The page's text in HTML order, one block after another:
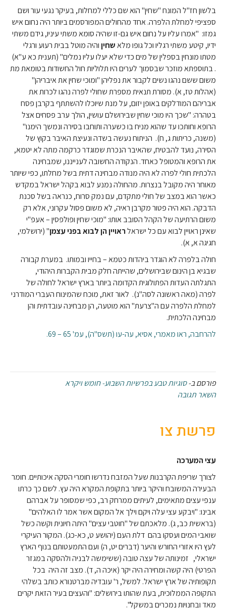
בלשון חז"ל המונח "שחין" הוא שם כללי למחלות, בעיקר נגעי עור ושם
ספציפי למחלת הלפרה. אחד מהחולים המפורסמים ביותר היה נחום איש
גמזו: "אמרו עליו על נחום איש גם-זו שהיה סומא משתי עיניו, גידם משתי
ידיו, קיטע משתי רגליו וכל גופו מלאשחיןוהיה מוטל בבית רעוע ורגלי
מטתו מונחין בספלין של מים כדי שלא יעלו עליו נמלים" (תענית כא ע"א)
. בתוספתא מוזכר שבסמוך לערים היו תלוליות חול החשודות בטומאת מת
משום ששם נהגו נשים לקבור את נפליהן "ומוכי שחין את איבריהן"
(אהלות טז, א). מסורת תנאית מספרת שחולי לפרה נהגו לכרות את
אבריהם המודלקים באופן יזום, על מנת שיוכלו להשתתף בקרבן פסח
בטהרה: "שכך היו מוכי שחין שבירושלם עושין, הולך ערב פסחים אצל
הרופא וחותכו עד שהוא מניח בו כשערה ותוחבו בסירה ונמשך הימנו"
(משנה, כריתות ג, ח). הניתוח נעשה בשדה ונעיצת האיבר בקוץ של
הסירה, נועד להבטיח, שהאיבר הנכרת שמוגדר כרקמה מתה לא יטמא,
את הרופא והמטופל כאחד. הנקודה החשובה לענייננו, שמבחינה
הלכתית חולי לפרה לא היה מנודה מבחינה דתית בשל מחלתו, כפי שיותר
מאוחר היה מקובל בנצרות. מהחולה נמנע לבוא בקהל ישראל במקדש
כאשר הוא במצב של חולי מתקדם, עם נמק סרוח, כנראה בשל סכנת
הדבקה. הוא היה פטור מקרבן ראיה, לא משום פסול עקרוני, אלא רק
משום הרתיעה של הקהל הסובב אותו: "מוכי שחין ופולפסין – אעפ"י
שאינן ראויין לבוא עם כל ישראלראוייןהןלבואבפניעצמן" (ירושלמי,
חגיגה א, א).
חולה בלפרה לא הוגדר ביהדות כטמא – בחייו ובמותו. במערת קבורה
שבגיא בן הינום שבירושלים, שהייתה חלק מבית הקברות היהודי,
התגלתה העדות הפתולוגית הקדומה ביותר בארץ ישראל לחולה של
לפרה (מאה ראשונה לסה"נ). לאור זאת, מוכח שהמינוח העברי המודרני
למחלת הלפרה עם ה"צרעת" הוא מוטעה, הן מבחינה עובדתית והן
מבחינה הלכתית.
להרחבה, ראו מאמרי, אסיא, עה-עו (תשס"ה), עמ' 65 – 69.
פורסם ב-סוגיות טבע בפרשיות השבוע- חומש ויקרא
השאר תגובה
פרשת צו
עצי המערכה
לצורך שריפת הקרבנות שעל המזבח נדרשו חומרי הסקה איכותיים. חומר
הבעירה המשובח והיקר ביותר בתקופת המקרא היה עץ. לשם כך כרתו
ענפי עצים מתאימים, לעיתים ממרחק רב, כפי שמסופר על אברהם
אבינו: "ויבקע עצי עלה ויקם וילך אל המקום אשר אמר לו האלהים"
(בראשית כב, ג). מלאכתם של "חוטבי עצים" היתה חיונית וקשה כשל
שואבי המים ועסקו בהם דלת העם (יהושע ט, כא-כג). המקור העיקרי
לעץ היו אזורי החורש והיער (דברים יט, ה) ועם התמעטותם בנוף הארץ
ישראלי, זמינותה של עצה טובה (ששימשה לבניה ולהסקה במגזר
הפרטי) היה קשה ומחירה היה יקר (איכה ה, ד). מצב זה היה בכל
תקופותיה של ארץ ישראל. למשל, ר' עובדיה מברטנורא כותב בשלהי
התקופה הממלוכית, בעת שהותו בירושלים: "והעצים בעיר הזאת יקרים
מאד ובחנויות נמכרים במשקל".